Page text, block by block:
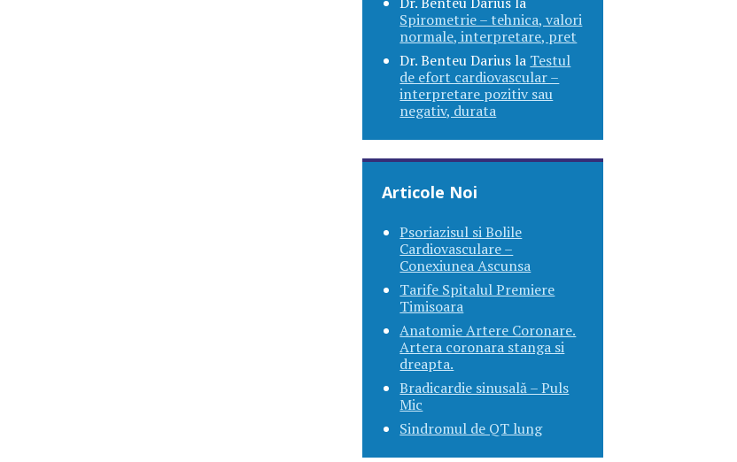
Spirometrie – tehnica, valori
normale, interpretare, pret
Dr. Benteu Darius la Testul
de efort cardiovascular –
interpretare pozitiv sau
negativ, durata
Articole Noi
Psoriazisul si Bolile
Cardiovasculare –
Conexiunea Ascunsa
Tarife Spitalul Premiere
Timisoara
Anatomie Artere Coronare.
Artera coronara stanga si
dreapta.
Bradicardie sinusală – Puls
Mic
Sindromul de QT lung